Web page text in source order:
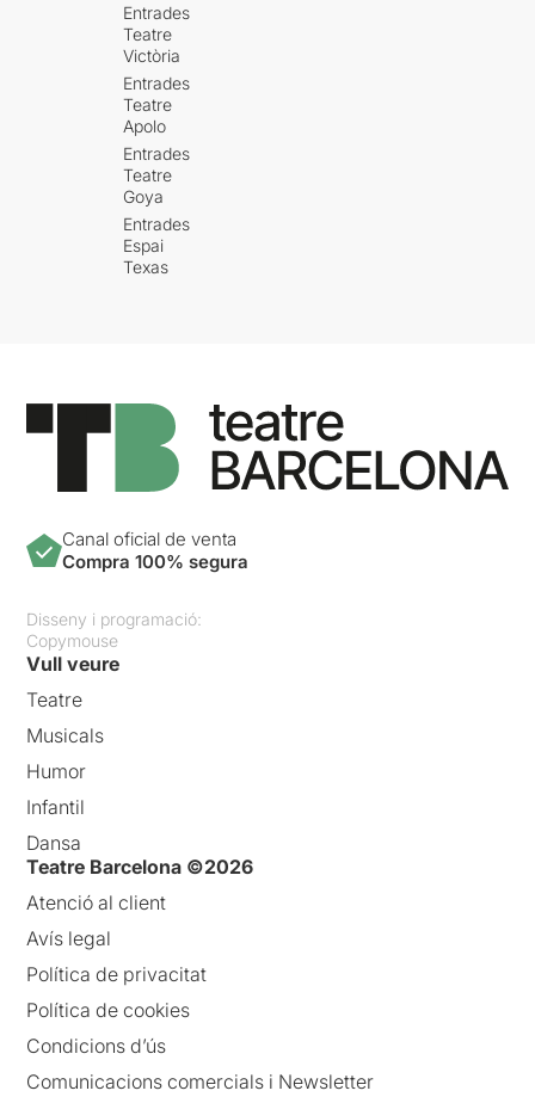
Entrades
Teatre
Victòria
Entrades
Teatre
Apolo
Entrades
Teatre
Goya
Entrades
Espai
Texas
Canal oficial de venta
Compra 100% segura
Disseny i programació:
Copymouse
Vull veure
Teatre
Musicals
Humor
Infantil
Dansa
Teatre Barcelona ©2026
Atenció al client
Avís legal
Política de privacitat
Política de cookies
Condicions d’ús
Comunicacions comercials i Newsletter